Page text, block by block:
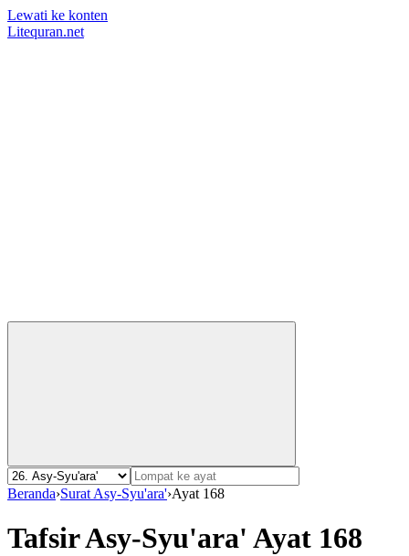
Lewati ke konten
Litequran.net
Beranda›Surat Asy-Syu'ara'›Ayat 168
Tafsir Asy-Syu'ara' Ayat 168